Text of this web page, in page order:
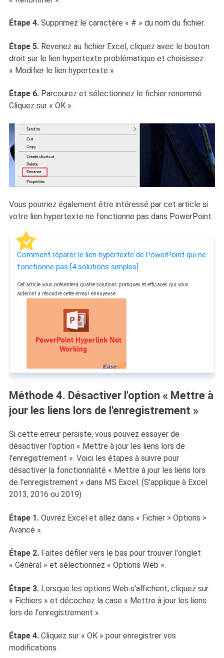
Étape 4.Supprimez le caractère « # » du nom du fichier.
Étape 5.Revenez au fichier Excel, cliquez avec le bouton
droit sur le lien hypertexte problématique et choisissez
« Modifier le lien hypertexte ».
Étape 6.Parcourez et sélectionnez le fichier renommé.
Cliquez sur « OK ».
Vous pourriez également être intéressé par cet article si
votre lien hypertexte ne fonctionne pas dans PowerPoint :
Comment réparer le lien hypertexte de PowerPoint qui ne
fonctionne pas [4 solutions simples]
Cet article vous présentera quatre solutions pratiques et efficaces qui vous
aideront à résoudre cette erreur ennuyeuse.
Méthode 4. Désactiver l'option « Mettre à
jour les liens lors de l'enregistrement »
Si cette erreur persiste, vous pouvez essayer de
désactiver l'option « Mettre à jour les liens lors de
l'enregistrement ». Voici les étapes à suivre pour
désactiver la fonctionnalité « Mettre à jour les liens lors
de l'enregistrement » dans MS Excel. (S'applique à Excel
2013, 2016 ou 2019)
Étape 1.Ouvrez Excel et allez dans « Fichier > Options >
Avancé ».
Étape 2.Faites défiler vers le bas pour trouver l'onglet
« Général » et sélectionnez « Options Web ».
Étape 3.Lorsque les options Web s'affichent, cliquez sur
« Fichiers » et décochez la case « Mettre à jour les liens
lors de l'enregistrement ».
Étape 4.Cliquez sur « OK » pour enregistrer vos
modifications.